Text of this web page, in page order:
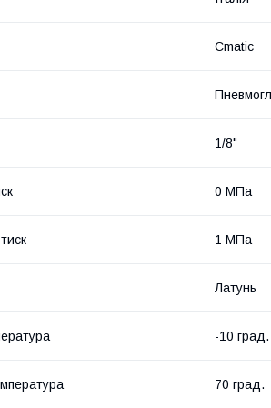
Cmatic
1/8"
0 МПа
1 МПа
Латунь
-10 град.
70 град.